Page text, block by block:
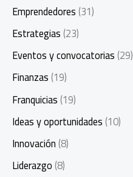
Emprendedores(31)
Estrategias(23)
Eventos y convocatorias(29)
Finanzas(19)
Franquicias(19)
Ideas y oportunidades(10)
Innovación(8)
Liderazgo(8)